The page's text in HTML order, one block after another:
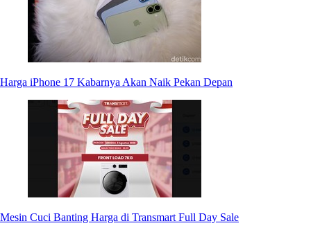
Harga iPhone 17 Kabarnya Akan Naik Pekan Depan
Mesin Cuci Banting Harga di Transmart Full Day Sale